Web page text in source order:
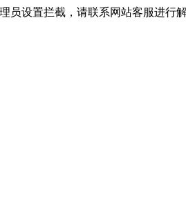
员设置拦截，请联系网站客服进行解